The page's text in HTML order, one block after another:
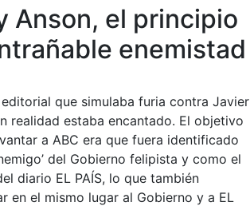
Anson, el principio
enemistad
que simulaba furia contra Javier
realidad estaba encantado. El objetivo
a ABC era que fuera identificado
del Gobierno felipista y como el
diario EL PAÍS, lo que también
en el mismo lugar al Gobierno y a EL